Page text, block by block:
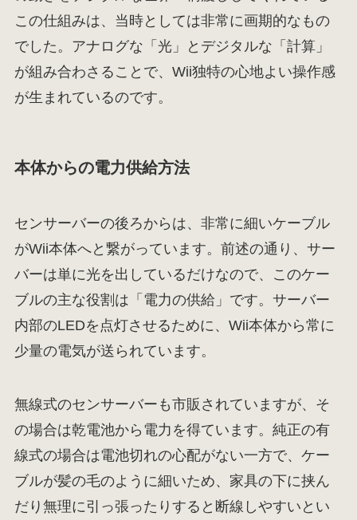
この仕組みは、当時としては非常に画期的なもの
でした。アナログな「光」とデジタルな「計算」
が組み合わさることで、Wii独特の心地よい操作感
が生まれているのです。
本体からの電力供給方法
センサーバーの後ろからは、非常に細いケーブル
がWii本体へと繋がっています。前述の通り、サー
バーは単に光を出しているだけなので、このケー
ブルの主な役割は「電力の供給」です。サーバー
内部のLEDを点灯させるために、Wii本体から常に
少量の電気が送られています。
無線式のセンサーバーも市販されていますが、そ
の場合は乾電池から電力を得ています。純正の有
線式の場合は電池切れの心配がない一方で、ケー
ブルが髪の毛のように細いため、家具の下に挟ん
だり無理に引っ張ったりすると断線しやすいとい